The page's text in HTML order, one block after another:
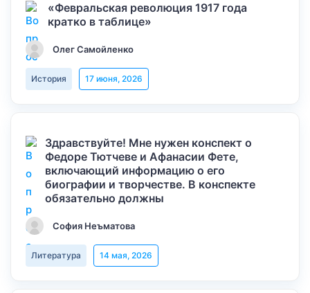
«Февральская революция 1917 года
кратко в таблице»
Олег Самойленко
История 17 июня, 2026
Здравствуйте! Мне нужен конспект о
Федоре Тютчеве и Афанасии Фете,
включающий информацию о его
биографии и творчестве. В конспекте
обязательно должны
София Неъматова
Литература 14 мая, 2026